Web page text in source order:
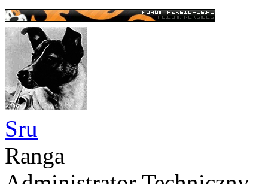
Sru
Ranga